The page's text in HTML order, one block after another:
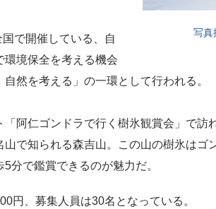
写真
で開催している、自
環境保全を考える機会
然を考える」の一環として行われる。
阿仁ゴンドラで行く樹氷観賞会」で訪
山で知られる森吉山。この山の樹氷はゴ
分で鑑賞できるのが魅力だ。
円、募集人員は30名となっている。